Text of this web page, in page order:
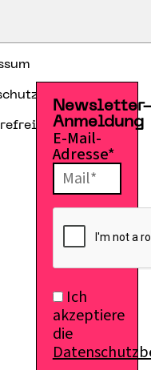
Anmeldung
E-Mail-
Adresse*
Ich
akzeptiere
die